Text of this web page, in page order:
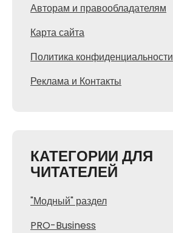
Авторам и правообладателям
Карта сайта
Политика конфиденциальности
Реклама и Контакты
КАТЕГОРИИ ДЛЯ
ЧИТАТЕЛЕЙ
"Модный" раздел
PRO-Business